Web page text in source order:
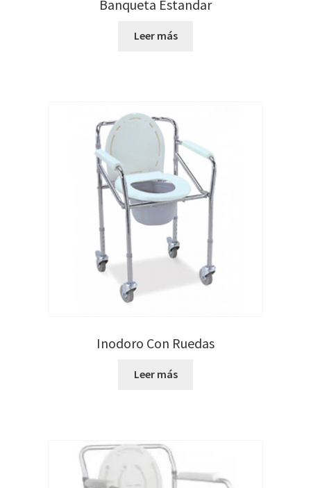
Banqueta Estandar
Leer más
Inodoro Con Ruedas
Leer más